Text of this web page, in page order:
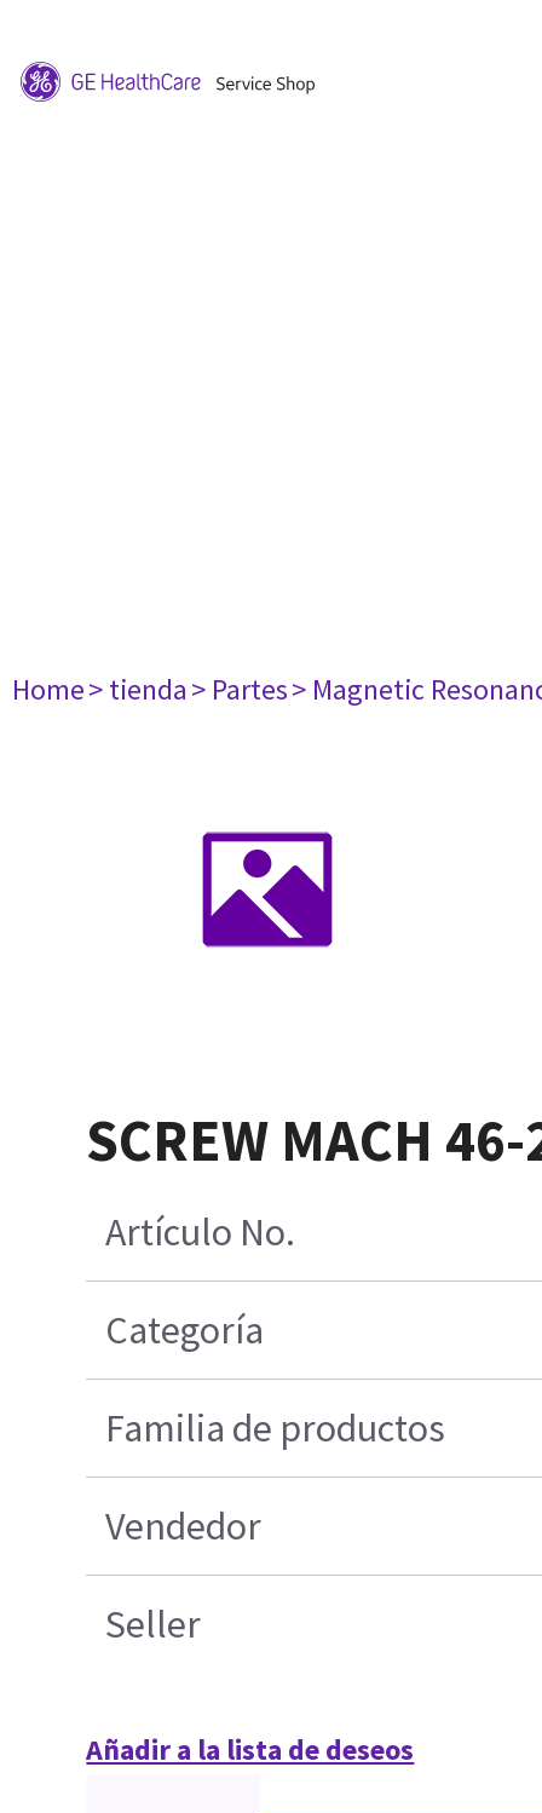
Home> tienda> Partes> Magnetic
SCREW MACH
Artículo No.
Categoría
Familia de productos
Vendedor
Seller
Añadir a la lista de deseos